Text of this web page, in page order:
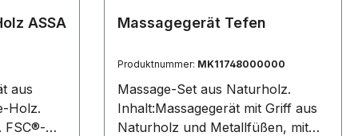
mAh
5
< 60 dB.
ASSA
aus
Holz.
FSC®-
Massagegerät Tefen
Produktnummer: MK11748000000
Massage-Set aus Naturholz.
Inhalt:Massagegerät mit Griff aus
Naturholz und Metallfüßen, mit